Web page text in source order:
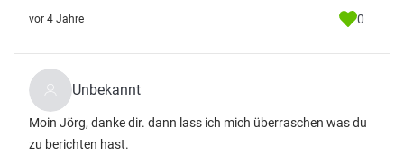
vor 4 Jahre 0
Unbekannt
Moin Jörg, danke dir. dann lass ich mich überraschen was du
zu berichten hast.